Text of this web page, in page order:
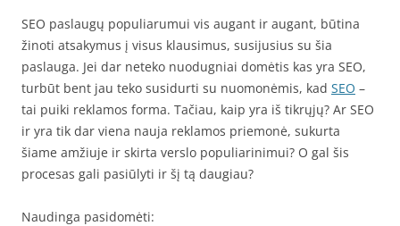
SEO paslaugų populiarumui vis augant ir augant, būtina
žinoti atsakymus į visus klausimus, susijusius su šia
paslauga. Jei dar neteko nuodugniai domėtis kas yra SEO,
turbūt bent jau teko susidurti su nuomonėmis, kad SEO –
tai puiki reklamos forma. Tačiau, kaip yra iš tikrųjų? Ar SEO
ir yra tik dar viena nauja reklamos priemonė, sukurta
šiame amžiuje ir skirta verslo populiarinimui? O gal šis
procesas gali pasiūlyti ir šį tą daugiau?
Naudinga pasidomėti: